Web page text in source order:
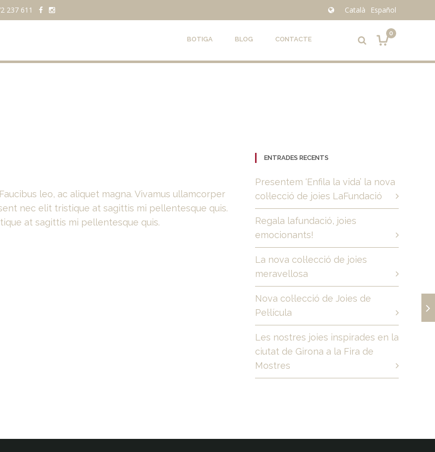
237 611 Català Español
0
BOTIGA
BLOG CONTACTE
leo, ac aliquet magna. Vivamus ullamcorper
nec elit tristique at sagittis mi pellentesque quis.
at sagittis mi pellentesque quis.
ENTRADES RECENTS
Presentem ‘Enfila la vida’ la nova
col·lecció de joies LaFundació
Regala lafundació, joies
emocionants!
La nova col·lecció de joies
meravellosa
Nova col·lecció de Joies de
Pel·lícula
Les nostres joies inspirades en la
ciutat de Girona a la Fira de
Mostres